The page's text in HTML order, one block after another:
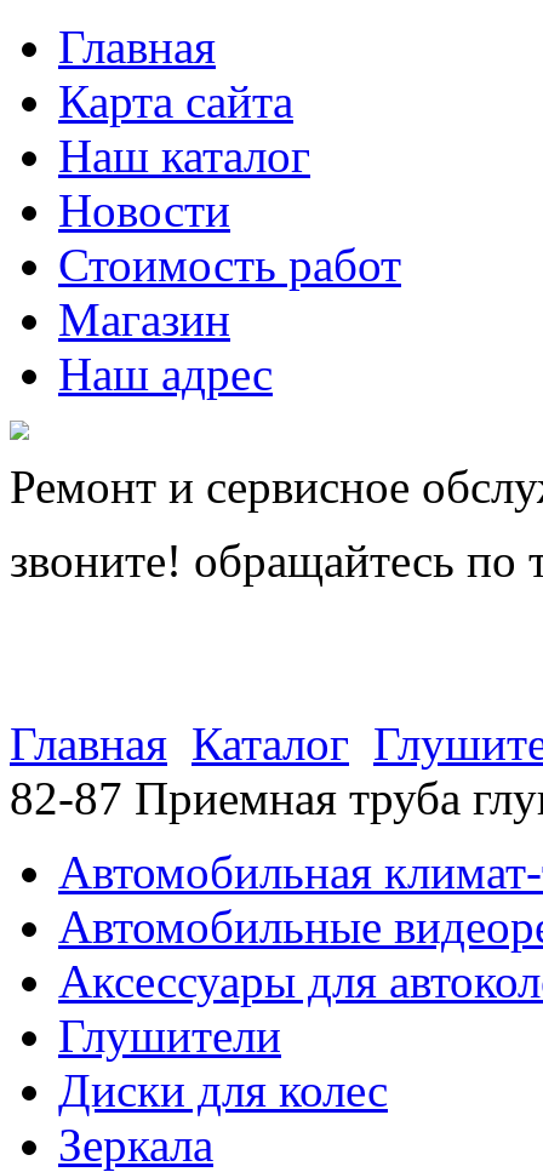
Главная
Карта сайта
Наш каталог
Новости
Стоимость работ
Магазин
Наш адрес
Ремонт и сервисное
звоните! обращайтесь по
Главная Каталог
82-87 Приемная труба
Автомобильная
Автомобильные
Аксессуары для
Глушители
Диски для колес
Зеркала